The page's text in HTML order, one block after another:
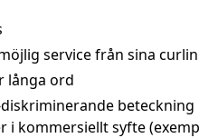
service från sina
långa ord
i kommersiellt syfte